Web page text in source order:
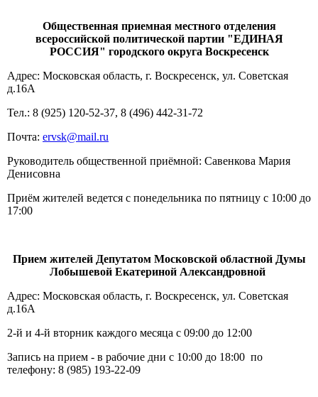
Общественная приемная местного отделения
всероссийской политической партии "ЕДИНАЯ
РОССИЯ" городского округа Воскресенск
Адрес: Московская область, г. Воскресенск, ул. Советская
д.16А
Тел.: 8 (925) 120-52-37, 8 (496) 442-31-72
Почта: ervsk@mail.ru
Руководитель общественной приёмной: Савенкова Мария
Денисовна
Приём жителей ведется с понедельника по пятницу с 10:00 до
17:00
Прием жителей Депутатом Московской областной Думы
Лобышевой Екатериной Александровной
Адрес: Московская область, г. Воскресенск, ул. Советская
д.16А
2-й и 4-й вторник каждого месяца с 09:00 до 12:00
Запись на прием - в рабочие дни с 10:00 до 18:00 по
телефону: 8 (985) 193-22-09